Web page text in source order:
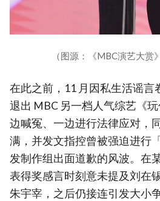
（图源：《MBC演艺大赏
在此之前，11 月因私生活谣言
退出 MBC 另一档人气综艺《
边喊冤、一边进行法律应对，
满，并发文指控曾被强迫进行
发制作组出面道歉的风波。在
表得奖感言时刻意未提及刘在
朱宇宰，之后仍接连引发大小争